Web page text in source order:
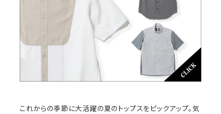
これからの季節に大活躍の夏のトップスをピックアップ。気